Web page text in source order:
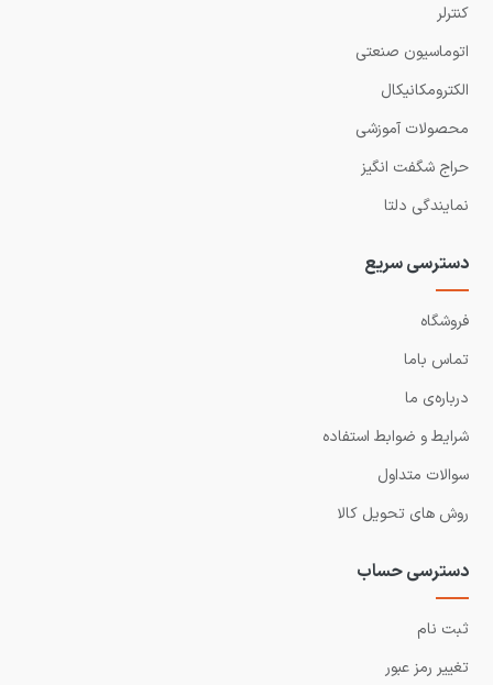
کنترلر
اتوماسیون صنعتی
الکترومکانیکال
محصولات آموزشی
حراج شگفت انگیز
نمایندگی دلتا
دسترسی سریع
فروشگاه
تماس باما
درباره‌ی ما
شرایط و ضوابط استفاده
سوالات متداول
روش های تحویل کالا
دسترسی حساب
ثبت نام
تغییر رمز عبور